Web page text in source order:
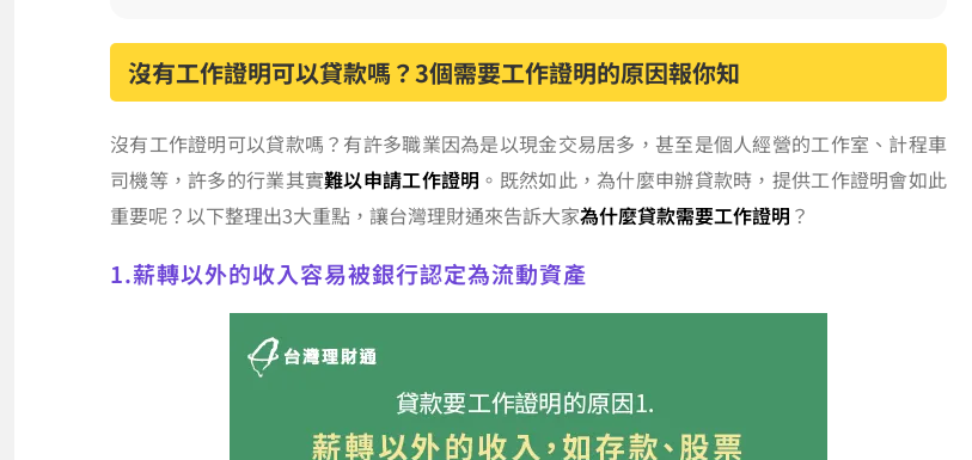
沒有工作證明可以貸款嗎？3個需要工作證明的原因報你知
沒有工作證明可以貸款嗎？有許多職業因為是以現金交易居多，甚至是個人經營的工作室、計程車
司機等，許多的行業其實難以申請工作證明 。既然如此，為什麼申辦貸款時，提供工作證明會如此
重要呢？以下整理出3大重點，讓台灣理財通來告訴大家為什麼貸款需要工作證明 ？
1.薪轉以外的收入容易被銀行認定為流動資產